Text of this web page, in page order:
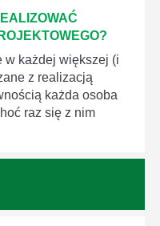
w każdej większej (i
z realizacją
każda osoba
raz się z nim